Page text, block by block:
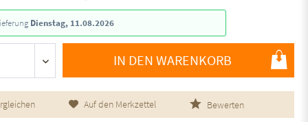
Dienstag, 11.08.2026
IN DEN WARENKORB
Auf den Merkzettel Bewerten